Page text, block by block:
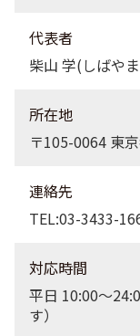
代表者
柴山 学(しばや
所在地
〒105-0064 東
連絡先
TEL:03-3433-
対応時間
平日 10:00〜
す）